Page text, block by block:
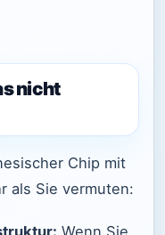
nicht
Chip mit
als Sie vermuten:
Wenn Sie